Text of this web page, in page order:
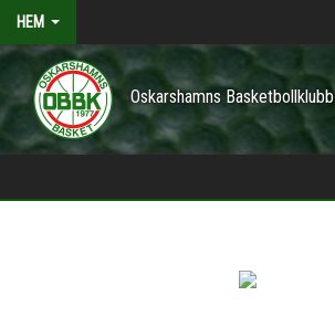
HEM
Oskarshamns Basketbollklubb